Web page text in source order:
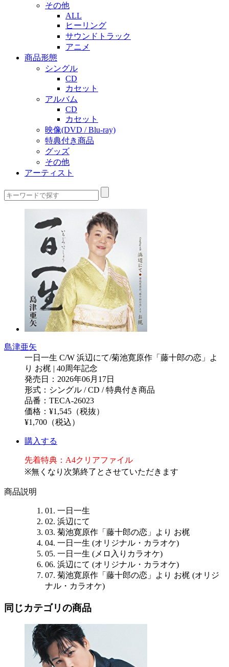
その他
ALL
ヒーリング
サウンドトラック
アニメ
商品形態
シングル
CD
カセット
アルバム
CD
カセット
映像(DVD / Blu-ray)
特典付き商品
グッズ
その他
アーティスト
島津亜矢
一日一生 C/W 浜辺にて/菊池寛原作「藤十郎の恋」よ
り お梶 | 40周年記念
発売日：2026年06月17日
形式：シングル / CD / 特典付き商品
品番：TECA-26023
価格：¥1,545（税抜）
¥1,700（税込）
購入する
先着特典：A4クリアファイル
※無くなり次第終了とさせていただきます
商品説明
01. 一日一生
02. 浜辺にて
03. 菊池寛原作「藤十郎の恋」より お梶
04. 一日一生 (オリジナル・カラオケ)
05. 一日一生 (メロ入りカラオケ)
06. 浜辺にて (オリジナル・カラオケ)
07. 菊池寛原作「藤十郎の恋」より お梶 (オリジ
ナル・カラオケ)
同じカテゴリの商品